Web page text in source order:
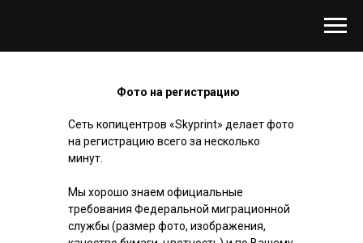
Фото на регистрацию
Сеть копицентров «Skyprint» делает фото
на регистрацию всего за несколько
минут.
Мы хорошо знаем официальные
требования Федеральной миграционной
службы (размер фото, изображения,